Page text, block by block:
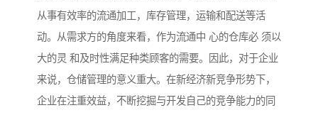
从事有效率的流通加工，库存管理，运输和配送等活
动。从需求方的角度来看，作为流通中 心的仓库必 须以
大的灵 和及时性满足种类顾客的需要。因此，对于企业
来说，仓储管理的意义重大。在新经济新竞争形势下，
企业在注重效益，不断挖掘与开发自己的竞争能力的同